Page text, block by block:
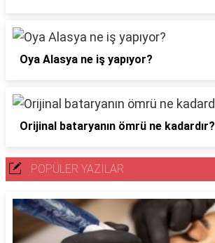
Oya Alasya ne iş yapıyor?
Orijinal bataryanın ömrü ne kadardır?
POPÜLER YAZILAR